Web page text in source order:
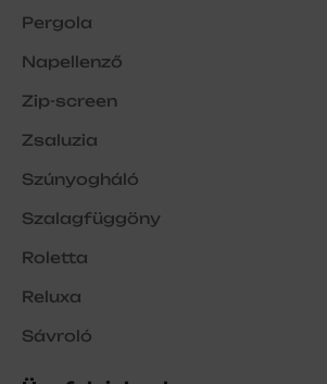
Pergola
Napellenző
Zip-screen
Zsaluzia
Szúnyogháló
Szalagfüggöny
Roletta
Reluxa
Sávroló